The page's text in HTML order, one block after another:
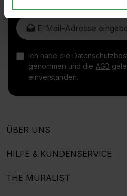
E-Mail-Adresse*
Ich habe die
genommen und die AGB
einverstanden.
ÜBER UNS
HILFE & KUNDENSERVICE
THE MURALIST